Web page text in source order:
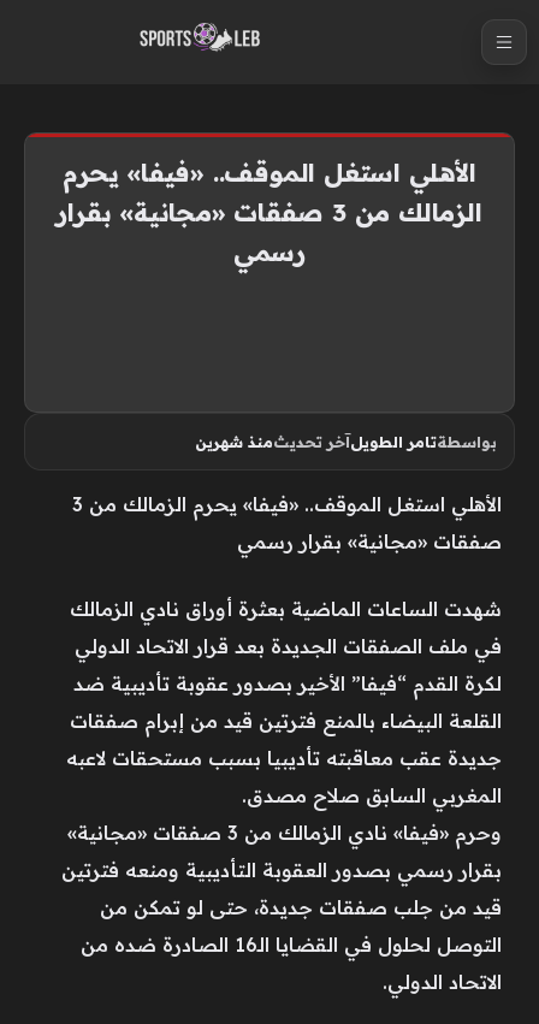
الأهلي استغل الموقف.. «فيفا» يحرم
الزمالك من 3 صفقات «مجانية» بقرار
رسمي
بواسطةتامر الطويلآخر تحديثمنذ شهرين
الأهلي استغل الموقف.. «فيفا» يحرم الزمالك من 3
صفقات «مجانية» بقرار رسمي
شهدت الساعات الماضية بعثرة أوراق نادي الزمالك
في ملف الصفقات الجديدة بعد قرار الاتحاد الدولي
لكرة القدم “فيفا” الأخير بصدور عقوبة تأديبية ضد
القلعة البيضاء بالمنع فترتين قيد من إبرام صفقات
جديدة عقب معاقبته تأديبيا بسبب مستحقات لاعبه
المغربي السابق صلاح مصدق.
وحرم «فيفا» نادي الزمالك من 3 صفقات «مجانية»
بقرار رسمي بصدور العقوبة التأديبية ومنعه فترتين
قيد من جلب صفقات جديدة، حتى لو تمكن من
التوصل لحلول في القضايا الـ16 الصادرة ضده من
الاتحاد الدولي.